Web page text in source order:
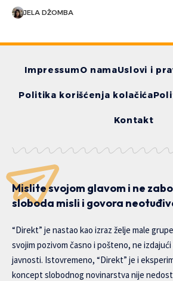
JELA DŽOMBA
ImpressumO namaUslovi i
Politika korišćenja kolačića
Kontakt
Mislite svojom glavom i ne
sloboda misli i govora
“Direkt” je nastao kao izraz želje male
svojim pozivom časno i pošteno, ne
javnosti. Istovremeno, “Direkt” je i
koncept slobodnog novinarstva nije